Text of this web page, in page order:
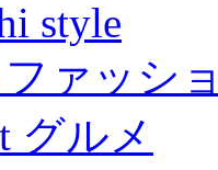
style
ファッシ
グルメ